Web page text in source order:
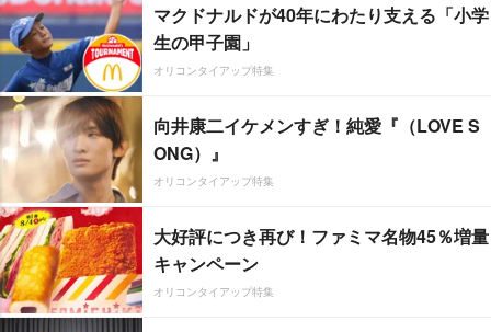
マクドナルドが40年にわたり支える「小学
生の甲子園」
オリコンタイアップ特集
向井康二イケメンすぎ！純愛『（LOVE S
ONG）』
オリコンタイアップ特集
大好評につき再び！ファミマ名物45％増量
キャンペーン
オリコンタイアップ特集